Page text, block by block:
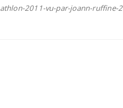
athlon-2011-vu-par-joann-ruffine-